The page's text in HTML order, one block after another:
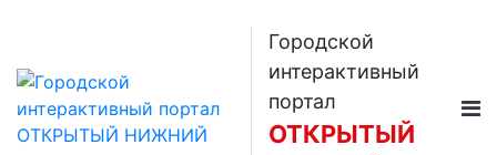
Городской
интерактивный
портал
ОТКРЫТЫЙ